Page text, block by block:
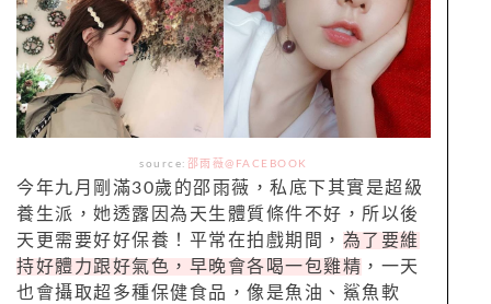
source: 邵雨薇@FACEBOOK
今年九月剛滿30歲的邵雨薇，私底下其實是超級
養生派，她透露因為天生體質條件不好，所以後
天更需要好好保養！平常在拍戲期間， 為了要維
持好體力跟好氣色，早晚會各喝一包雞精 ，一天
也會攝取超多種保健食品，像是魚油、鯊魚軟